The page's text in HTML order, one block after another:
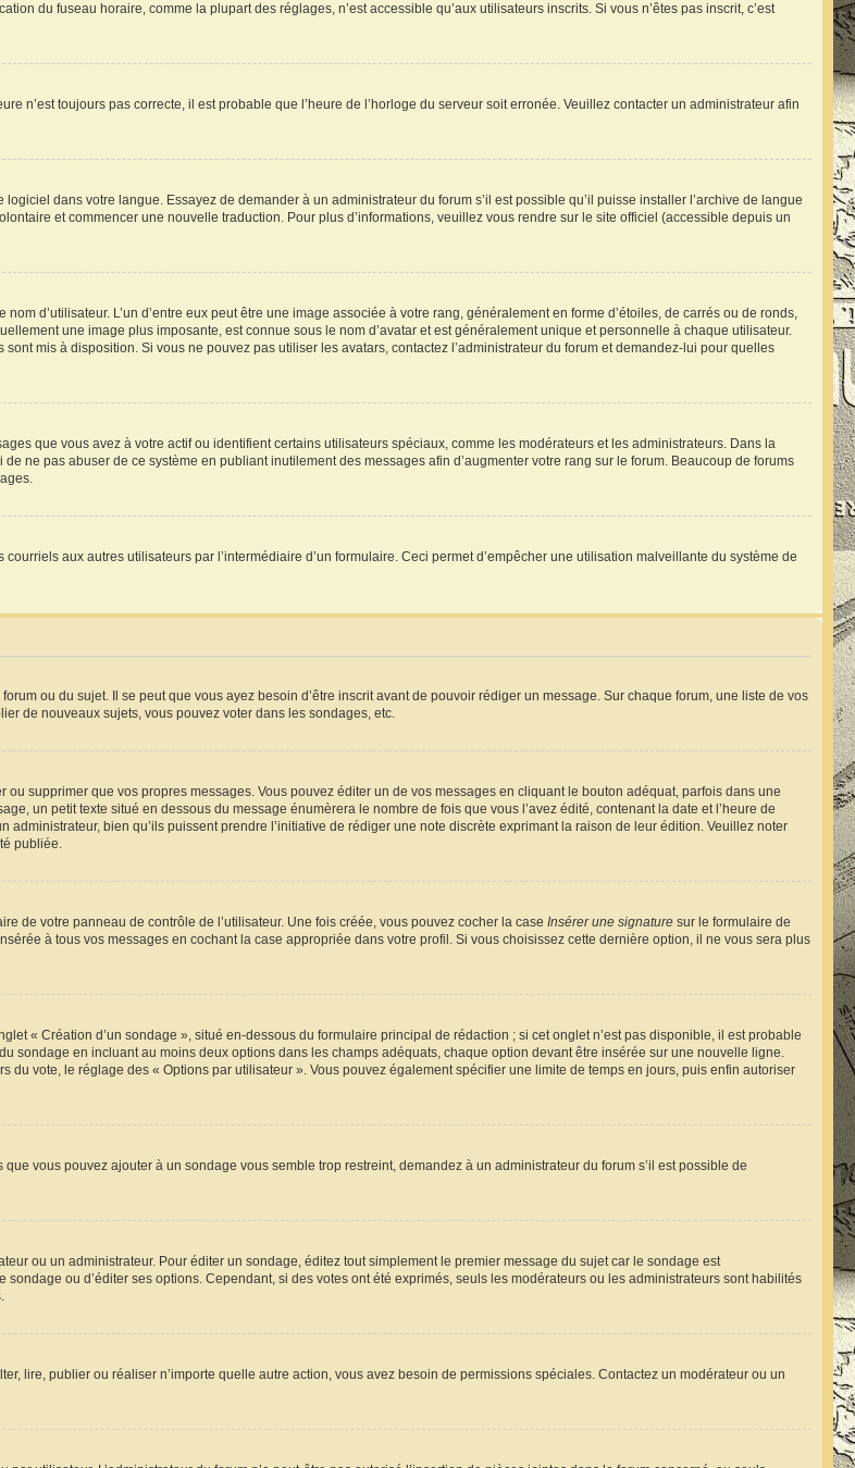
du fuseau horaire, comme la plupart des réglages, n’est accessible qu’aux utilisateurs inscrits. Si vous n’êtes pas inscrit, c’est
n’est toujours pas correcte, il est probable que l’heure de l’horloge du serveur soit erronée. Veuillez contacter un administrateur afin
dans votre langue. Essayez de demander à un administrateur du forum s’il est possible qu’il puisse installer l’archive de langue
et commencer une nouvelle traduction. Pour plus d’informations, veuillez vous rendre sur le site officiel (accessible depuis un
d’utilisateur. L’un d’entre eux peut être une image associée à votre rang, généralement en forme d’étoiles, de carrés ou de ronds,
une image plus imposante, est connue sous le nom d’avatar et est généralement unique et personnelle à chaque utilisateur.
mis à disposition. Si vous ne pouvez pas utiliser les avatars, contactez l’administrateur du forum et demandez-lui pour quelles
que vous avez à votre actif ou identifient certains utilisateurs spéciaux, comme les modérateurs et les administrateurs. Dans la
ne pas abuser de ce système en publiant inutilement des messages afin d’augmenter votre rang sur le forum. Beaucoup de forums
aux autres utilisateurs par l’intermédiaire d’un formulaire. Ceci permet d’empêcher une utilisation malveillante du système de
ou du sujet. Il se peut que vous ayez besoin d’être inscrit avant de pouvoir rédiger un message. Sur chaque forum, une liste de vos
de nouveaux sujets, vous pouvez voter dans les sondages, etc.
supprimer que vos propres messages. Vous pouvez éditer un de vos messages en cliquant le bouton adéquat, parfois dans une
un petit texte situé en dessous du message énumèrera le nombre de fois que vous l’avez édité, contenant la date et l’heure de
administrateur, bien qu’ils puissent prendre l’initiative de rédiger une note discrète exprimant la raison de leur édition. Veuillez noter
publiée.
de votre panneau de contrôle de l’utilisateur. Une fois créée, vous pouvez cocher la case Insérer une signature sur le formulaire de
à tous vos messages en cochant la case appropriée dans votre profil. Si vous choisissez cette dernière option, il ne vous sera plus
« Création d’un sondage », situé en-dessous du formulaire principal de rédaction ; si cet onglet n’est pas disponible, il est probable
sondage en incluant au moins deux options dans les champs adéquats, chaque option devant être insérée sur une nouvelle ligne.
vote, le réglage des « Options par utilisateur ». Vous pouvez également spécifier une limite de temps en jours, puis enfin autoriser
vous pouvez ajouter à un sondage vous semble trop restreint, demandez à un administrateur du forum s’il est possible de
ou un administrateur. Pour éditer un sondage, éditez tout simplement le premier message du sujet car le sondage est
ou d’éditer ses options. Cependant, si des votes ont été exprimés, seuls les modérateurs ou les administrateurs sont habilités
lire, publier ou réaliser n’importe quelle autre action, vous avez besoin de permissions spéciales. Contactez un modérateur ou un